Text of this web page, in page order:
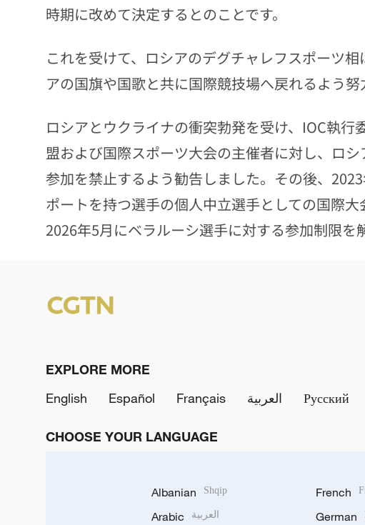
時期に改めて決定するとのことです。
これを受けて、ロシアのデグチャレフスポーツ
アの国旗や国歌と共に国際競技場へ戻れるよう努
ロシアとウクライナの衝突勃発を受け、IOC執
盟および国際スポーツ大会の主催者に対し、ロ
参加を禁止するよう勧告しました。その後、
ポートを持つ選手の個人中立選手としての国際大
2026年5月にベラルーシ選手に対する参加制限を
EXPLORE MORE
English
Español Français العربية Русский
CHOOSE YOUR LANGUAGE
Albanian Shqip
Arabic العربية
French
German